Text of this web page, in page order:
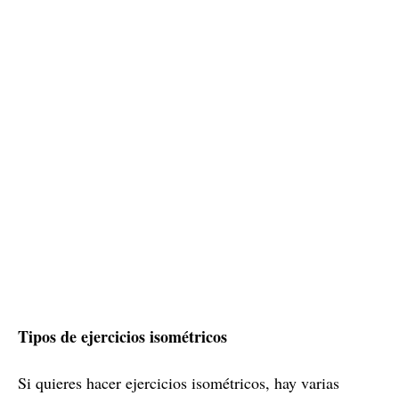
Tipos de ejercicios isométricos
Si quieres hacer ejercicios isométricos, hay varias